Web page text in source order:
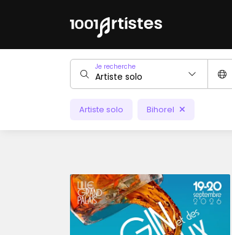
Je recherche
Artiste solo Bihorel